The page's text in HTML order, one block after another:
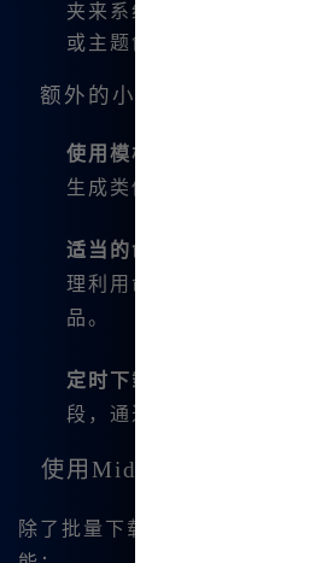
夹来系统化你的下载内容。
或主题创建不同的文件夹。
额外的小技巧
使用模板
：通过使用不同
生成类似风格的多幅作品，
适当的命令和参数
：在使
理利用命令参数，可以一
品。
定时下载和管理
：我通常
段，通过设定提醒来集中处
使用Midjourney的额外功
除了批量下载，Midjourney中文